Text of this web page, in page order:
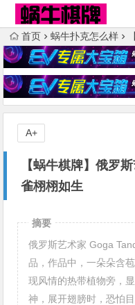
首页 蜗牛扑克怎么样
【蜗牛棋牌】俄罗
雀栩栩如生
A+
摘要
俄罗斯艺术家 Goga
品，作品中，一朵朵含
现风情的热带植物旁，
神，展开翅膀时，恐怕